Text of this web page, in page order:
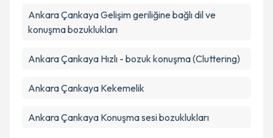
Ankara Çankaya Gelişim geriliğine bağlı dil ve
konuşma bozuklukları
Ankara Çankaya Hızlı - bozuk konuşma (Cluttering)
Ankara Çankaya Kekemelik
Ankara Çankaya Konuşma sesi bozuklukları